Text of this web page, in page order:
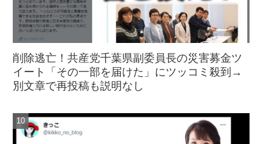
削除逃亡！共産党千葉県副委員長の災害募金ツ
イート「その一部を届けた」にツッコミ殺到→
別文章で再投稿も説明なし